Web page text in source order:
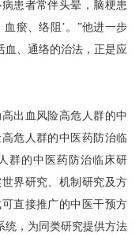
患者常伴头晕，脑梗患
瘀、络阻’。”他进一步
血、通络的治法，正是应
出血风险高危人群的中
危人群的中医药防治临
群的中医药防治临床研
界研究、机制研究及方
直接推广的中医干预方
统，为同类研究提供方法